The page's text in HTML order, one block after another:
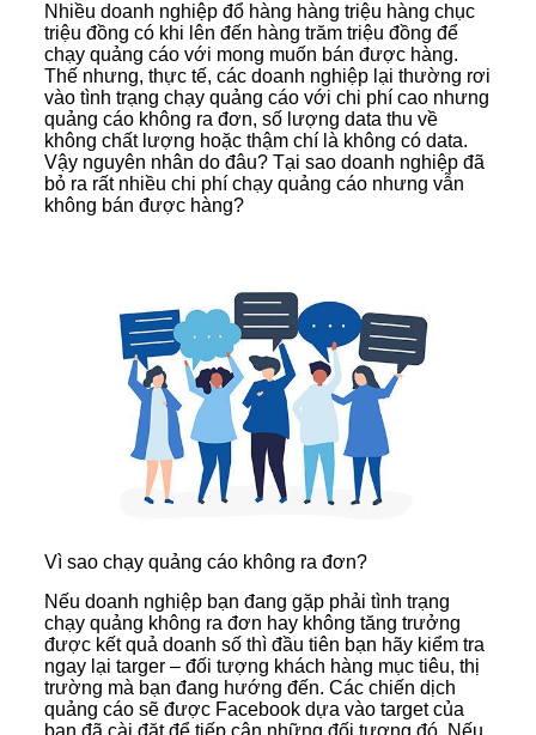
Nhiều doanh nghiệp đổ hàng hàng triệu hàng chục
triệu đồng có khi lên đến hàng trăm triệu đồng để
chạy quảng cáo với mong muốn bán được hàng.
Thế nhưng, thực tế, các doanh nghiệp lại thường rơi
vào tình trạng chạy quảng cáo với chi phí cao nhưng
quảng cáo không ra đơn, số lượng data thu về
không chất lượng hoặc thậm chí là không có data.
Vậy nguyên nhân do đâu? Tại sao doanh nghiệp đã
bỏ ra rất nhiều chi phí chạy quảng cáo nhưng vẫn
không bán được hàng?
Vì sao chạy quảng cáo không ra đơn?
Nếu doanh nghiệp bạn đang gặp phải tình trạng
chạy quảng không ra đơn hay không tăng trưởng
được kết quả doanh số thì đầu tiên bạn hãy kiểm tra
ngay lại targer – đối tượng khách hàng mục tiêu, thị
trường mà bạn đang hướng đến. Các chiến dịch
quảng cáo sẽ được Facebook dựa vào target của
bạn đã cài đặt để tiếp cận những đối tượng đó. Nếu